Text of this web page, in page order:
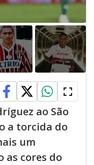
ao São
a torcida do
um
as cores do